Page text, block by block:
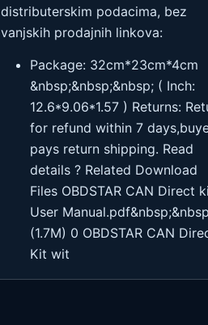
distributerskim podacima, bez
vanjskih prodajnih linkova:
Package: 32cm*23cm*4cm
&nbsp;&nbsp;&nbsp; ( Inch:
12.6*9.06*1.57 ) Returns:
for refund within 7
pays return shipping. Read
details ? Related Download
Files OBDSTAR CAN Direct
User
(1.7M) 0 OBDSTAR CAN
Kit wit